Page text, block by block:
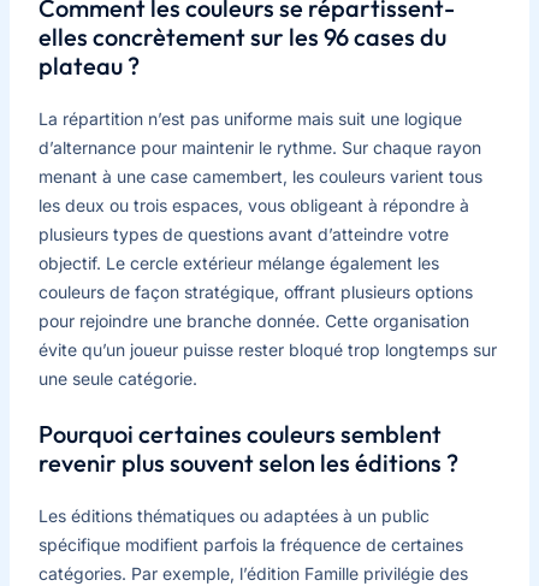
Comment les couleurs se répartissent-
elles concrètement sur les 96 cases du
plateau ?
La répartition n’est pas uniforme mais suit une logique
d’alternance pour maintenir le rythme. Sur chaque rayon
menant à une case camembert, les couleurs varient tous
les deux ou trois espaces, vous obligeant à répondre à
plusieurs types de questions avant d’atteindre votre
objectif. Le cercle extérieur mélange également les
couleurs de façon stratégique, offrant plusieurs options
pour rejoindre une branche donnée. Cette organisation
évite qu’un joueur puisse rester bloqué trop longtemps sur
une seule catégorie.
Pourquoi certaines couleurs semblent
revenir plus souvent selon les éditions ?
Les éditions thématiques ou adaptées à un public
spécifique modifient parfois la fréquence de certaines
catégories. Par exemple, l’édition Famille privilégie des